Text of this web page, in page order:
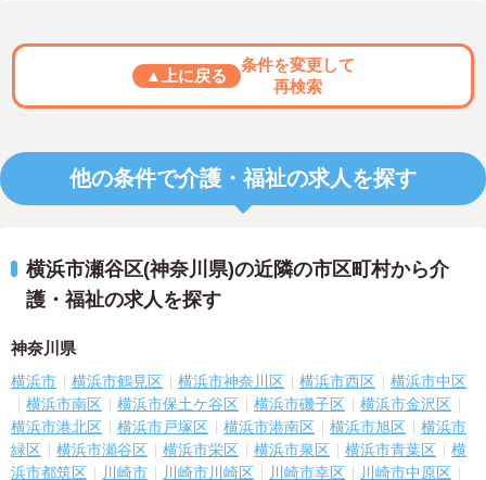
▲上に戻る
条件を変更して
再検索
他の条件で介護・福祉の求人を探す
横浜市瀬谷区(神奈川県)の近隣の市区町村から介
護・福祉の求人を探す
神奈川県
横浜市 横浜市鶴見区 横浜市神奈川区 横浜市西区
横浜市中区
横浜市南区
横浜市保土ケ谷区 横浜市磯子区
横浜市金沢区
横浜市港北区
横浜市戸塚区 横浜市港南区 横浜市旭区
横浜市
緑区
横浜市瀬谷区 横浜市栄区 横浜市泉区 横浜市青葉区
横
浜市都筑区
川崎市 川崎市川崎区 川崎市幸区
川崎市中原区